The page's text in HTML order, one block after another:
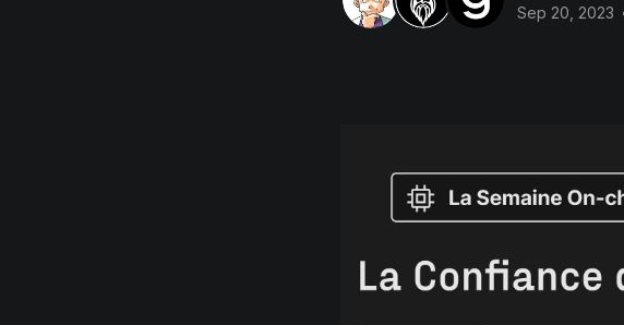
Sep 20, 2023